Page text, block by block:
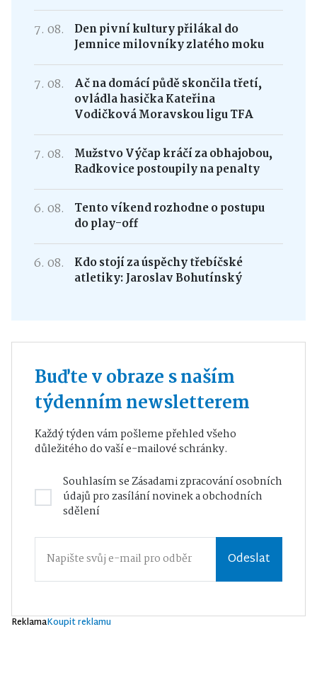
7. 08.
Den pivní kultury přilákal do
Jemnice milovníky zlatého moku
7. 08.
Ač na domácí půdě skončila třetí,
ovládla hasička Kateřina
Vodičková Moravskou ligu TFA
7. 08.
Mužstvo Výčap kráčí za obhajobou,
Radkovice postoupily na penalty
6. 08.
Tento víkend rozhodne o postupu
do play-off
6. 08.
Kdo stojí za úspěchy třebíčské
atletiky: Jaroslav Bohutínský
Buďte v obraze s naším
týdenním newsletterem
Každý týden vám pošleme přehled všeho
důležitého do vaší e-mailové schránky.
Souhlasím seZásadami zpracování osobních
údajůpro zasílání novinek a obchodních
sdělení
Odeslat
ReklamaKoupit reklamu